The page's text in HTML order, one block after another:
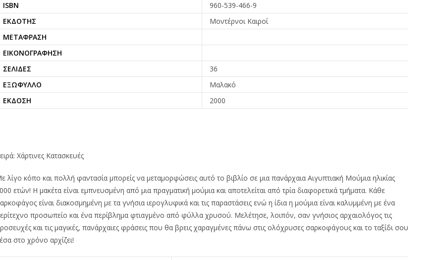
ISBN
960-539-466-9
ΕΚΔΌΤΗΣ
Μοντέρνοι Καιροί
ΜΕΤΆΦΡΑΣΗ
ΕΙΚΟΝΟΓΡΆΦΗΣΗ
ΣΕΛΊΔΕΣ
36
ΕΞΏΦΥΛΛΟ
Μαλακό
ΈΚΔΟΣΗ
2000
Χάρτινες Κατασκευές
λίγο κόπο και πολλή φαντασία μπορείς να μεταμορφώσεις αυτό το βιβλίο σε μια πανάρχαια Αιγυπτιακή Μούμια ηλικίας
ετών! Η μακέτα είναι εμπνευσμένη από μια πραγματική μούμια και αποτελείται από τρία διαφορετικά τμήματα. Κάθε
είναι διακοσμημένη με τα γνήσια ιερογλυφικά και τις παραστάσεις ενώ η ίδια η μούμια είναι καλυμμένη με ένα
προσωπείο και ένα περίβλημα φτιαγμένο από φύλλα χρυσού. Μελέτησε, λοιπόν, σαν γνήσιος αρχαιολόγος τις
και τις μαγικές, πανάρχαιες φράσεις που θα βρεις χαραγμένες πάνω στις ολόχρυσες σαρκοφάγους και το ταξίδι σου
στο χρόνο αρχίζει!